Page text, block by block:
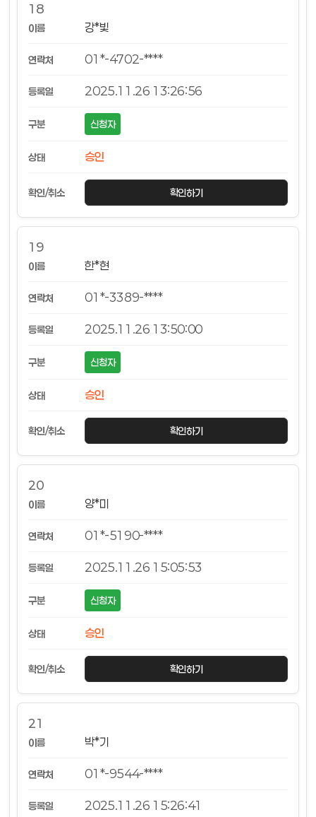
18
강*빛
01*-4702-****
2025.11.26 13:26:56
신청자
승인
확인하기
19
한*현
01*-3389-****
2025.11.26 13:50:00
신청자
승인
확인하기
20
양*미
01*-5190-****
2025.11.26 15:05:53
신청자
승인
확인하기
21
박*기
01*-9544-****
2025.11.26 15:26:41